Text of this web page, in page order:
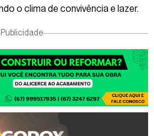
o clima de convivência e lazer.
Publicidade